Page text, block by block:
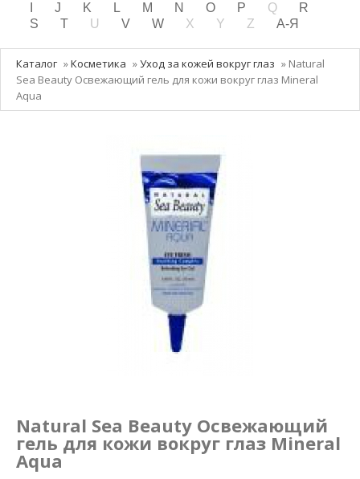
Витамины
Детям и мамам
Косметика
Маникюр и педикюр
J K L M N O P Q
R
S
T U V W X Y Z А-Я
Каталог »Косметика »Уход за кожей вокруг глаз » Natural
Sea Beauty Освежающий гель для кожи вокруг глаз Mineral
Aqua
Natural Sea Beauty Освежающий
гель для кожи вокруг глаз Mineral
Aqua